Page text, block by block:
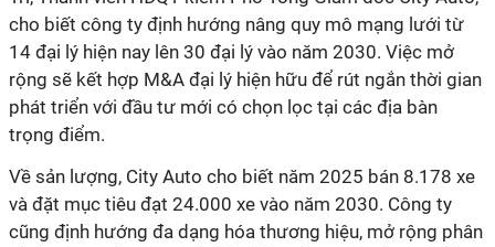
cho biết công ty định hướng nâng quy mô mạng lưới từ
14 đại lý hiện nay lên 30 đại lý vào năm 2030. Việc mở
rộng sẽ kết hợp M&A đại lý hiện hữu để rút ngắn thời gian
phát triển với đầu tư mới có chọn lọc tại các địa bàn
trọng điểm.
Về sản lượng, City Auto cho biết năm 2025 bán 8.178 xe
và đặt mục tiêu đạt 24.000 xe vào năm 2030. Công ty
cũng định hướng đa dạng hóa thương hiệu, mở rộng phân